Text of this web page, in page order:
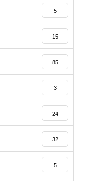
5
15
85
3
24
32
5